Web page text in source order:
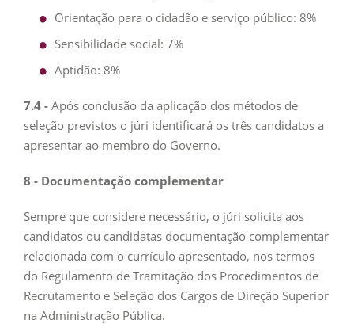
Orientação para o cidadão e serviço público: 8%
Sensibilidade social: 7%
Aptidão: 8%
7.4 - Após conclusão da aplicação dos métodos de
seleção previstos o júri identificará os três candidatos a
apresentar ao membro do Governo.
8 - Documentação complementar
Sempre que considere necessário, o júri solicita aos
candidatos ou candidatas documentação complementar
relacionada com o currículo apresentado, nos termos
do Regulamento de Tramitação dos Procedimentos de
Recrutamento e Seleção dos Cargos de Direção Superior
na Administração Pública.